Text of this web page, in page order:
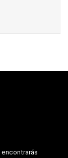
encontrarás